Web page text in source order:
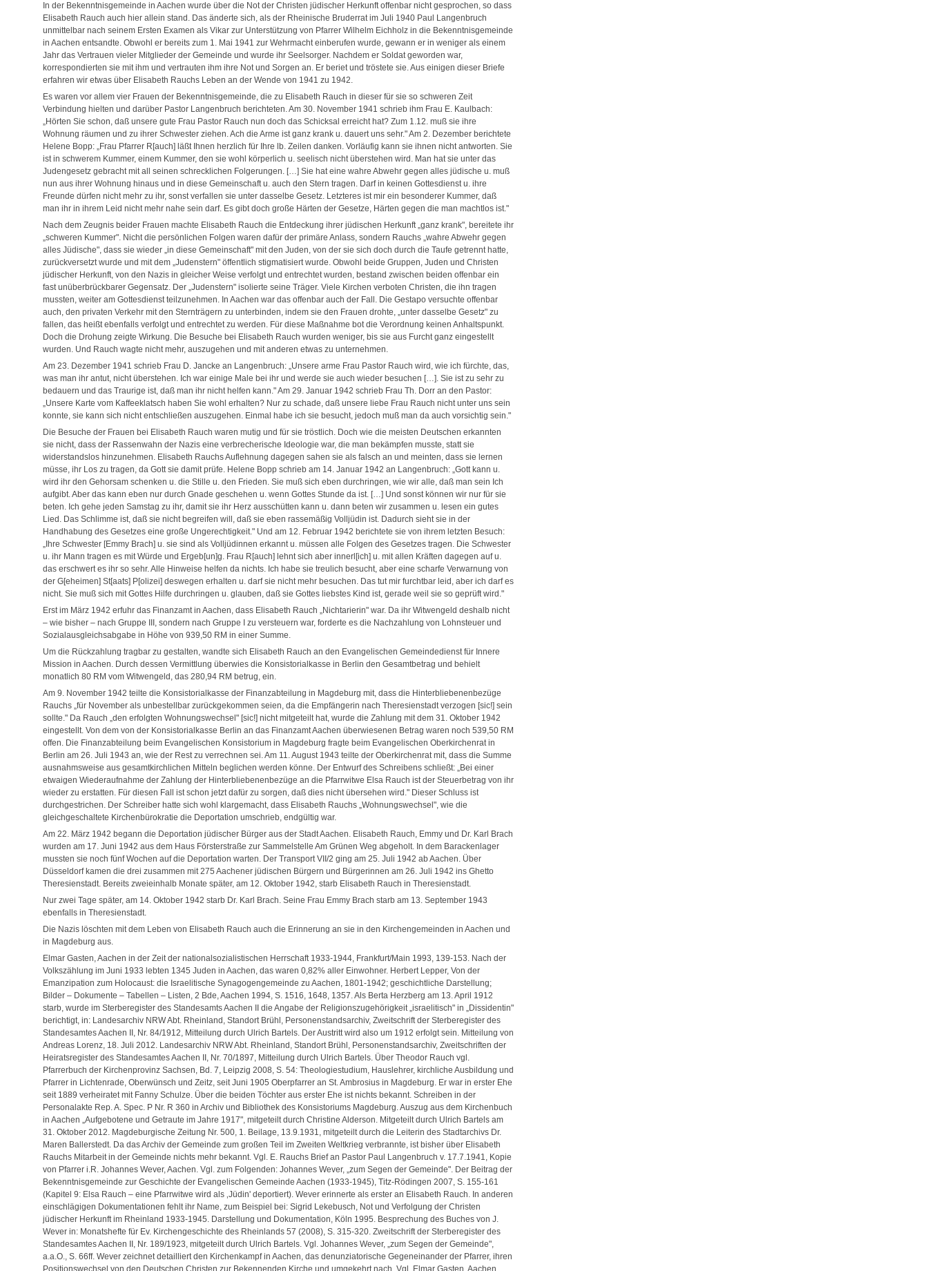
In der Bekenntnisgemeinde in Aachen wurde über die Not der Christen jüdischer Herkunft offenbar nicht gesprochen, so dass
Elisabeth Rauch auch hier allein stand. Das änderte sich, als der Rheinische Bruderrat im Juli 1940 Paul Langenbruch
unmittelbar nach seinem Ersten Examen als Vikar zur Unterstützung von Pfarrer Wilhelm Eichholz in die Bekenntnisgemeinde
in Aachen entsandte. Obwohl er bereits zum 1. Mai 1941 zur Wehrmacht einberufen wurde, gewann er in weniger als einem
Jahr das Vertrauen vieler Mitglieder der Gemeinde und wurde ihr Seelsorger. Nachdem er Soldat geworden war,
korrespondierten sie mit ihm und vertrauten ihm ihre Not und Sorgen an. Er beriet und tröstete sie. Aus einigen dieser Briefe
erfahren wir etwas über Elisabeth Rauchs Leben an der Wende von 1941 zu 1942.
Es waren vor allem vier Frauen der Bekenntnisgemeinde, die zu Elisabeth Rauch in dieser für sie so schweren Zeit
Verbindung hielten und darüber Pastor Langenbruch berichteten. Am 30. November 1941 schrieb ihm Frau E. Kaulbach:
„Hörten Sie schon, daß unsere gute Frau Pastor Rauch nun doch das Schicksal erreicht hat? Zum 1.12. muß sie ihre
Wohnung räumen und zu ihrer Schwester ziehen. Ach die Arme ist ganz krank u. dauert uns sehr." Am 2. Dezember berichtete
Helene Bopp: „Frau Pfarrer R[auch] läßt Ihnen herzlich für Ihre lb. Zeilen danken. Vorläufig kann sie ihnen nicht antworten. Sie
ist in schwerem Kummer, einem Kummer, den sie wohl körperlich u. seelisch nicht überstehen wird. Man hat sie unter das
Judengesetz gebracht mit all seinen schrecklichen Folgerungen. […] Sie hat eine wahre Abwehr gegen alles jüdische u. muß
nun aus ihrer Wohnung hinaus und in diese Gemeinschaft u. auch den Stern tragen. Darf in keinen Gottesdienst u. ihre
Freunde dürfen nicht mehr zu ihr, sonst verfallen sie unter dasselbe Gesetz. Letzteres ist mir ein besonderer Kummer, daß
man ihr in ihrem Leid nicht mehr nahe sein darf. Es gibt doch große Härten der Gesetze, Härten gegen die man machtlos ist."
Nach dem Zeugnis beider Frauen machte Elisabeth Rauch die Entdeckung ihrer jüdischen Herkunft „ganz krank", bereitete ihr
„schweren Kummer". Nicht die persönlichen Folgen waren dafür der primäre Anlass, sondern Rauchs „wahre Abwehr gegen
alles Jüdische", dass sie wieder „in diese Gemeinschaft" mit den Juden, von der sie sich doch durch die Taufe getrennt hatte,
zurückversetzt wurde und mit dem „Judenstern" öffentlich stigmatisiert wurde. Obwohl beide Gruppen, Juden und Christen
jüdischer Herkunft, von den Nazis in gleicher Weise verfolgt und entrechtet wurden, bestand zwischen beiden offenbar ein
fast unüberbrückbarer Gegensatz. Der „Judenstern" isolierte seine Träger. Viele Kirchen verboten Christen, die ihn tragen
mussten, weiter am Gottesdienst teilzunehmen. In Aachen war das offenbar auch der Fall. Die Gestapo versuchte offenbar
auch, den privaten Verkehr mit den Sternträgern zu unterbinden, indem sie den Frauen drohte, „unter dasselbe Gesetz" zu
fallen, das heißt ebenfalls verfolgt und entrechtet zu werden. Für diese Maßnahme bot die Verordnung keinen Anhaltspunkt.
Doch die Drohung zeigte Wirkung. Die Besuche bei Elisabeth Rauch wurden weniger, bis sie aus Furcht ganz eingestellt
wurden. Und Rauch wagte nicht mehr, auszugehen und mit anderen etwas zu unternehmen.
Am 23. Dezember 1941 schrieb Frau D. Jancke an Langenbruch: „Unsere arme Frau Pastor Rauch wird, wie ich fürchte, das,
was man ihr antut, nicht überstehen. Ich war einige Male bei ihr und werde sie auch wieder besuchen […]. Sie ist zu sehr zu
bedauern und das Traurige ist, daß man ihr nicht helfen kann." Am 29. Januar 1942 schrieb Frau Th. Dorr an den Pastor:
„Unsere Karte vom Kaffeeklatsch haben Sie wohl erhalten? Nur zu schade, daß unsere liebe Frau Rauch nicht unter uns sein
konnte, sie kann sich nicht entschließen auszugehen. Einmal habe ich sie besucht, jedoch muß man da auch vorsichtig sein."
Die Besuche der Frauen bei Elisabeth Rauch waren mutig und für sie tröstlich. Doch wie die meisten Deutschen erkannten
sie nicht, dass der Rassenwahn der Nazis eine verbrecherische Ideologie war, die man bekämpfen musste, statt sie
widerstandslos hinzunehmen. Elisabeth Rauchs Auflehnung dagegen sahen sie als falsch an und meinten, dass sie lernen
müsse, ihr Los zu tragen, da Gott sie damit prüfe. Helene Bopp schrieb am 14. Januar 1942 an Langenbruch: „Gott kann u.
wird ihr den Gehorsam schenken u. die Stille u. den Frieden. Sie muß sich eben durchringen, wie wir alle, daß man sein Ich
aufgibt. Aber das kann eben nur durch Gnade geschehen u. wenn Gottes Stunde da ist. […] Und sonst können wir nur für sie
beten. Ich gehe jeden Samstag zu ihr, damit sie ihr Herz ausschütten kann u. dann beten wir zusammen u. lesen ein gutes
Lied. Das Schlimme ist, daß sie nicht begreifen will, daß sie eben rassemäßig Volljüdin ist. Dadurch sieht sie in der
Handhabung des Gesetzes eine große Ungerechtigkeit." Und am 12. Februar 1942 berichtete sie von ihrem letzten Besuch:
„Ihre Schwester [Emmy Brach] u. sie sind als Volljüdinnen erkannt u. müssen alle Folgen des Gesetzes tragen. Die Schwester
u. ihr Mann tragen es mit Würde und Ergeb[un]g. Frau R[auch] lehnt sich aber innerl[ich] u. mit allen Kräften dagegen auf u.
das erschwert es ihr so sehr. Alle Hinweise helfen da nichts. Ich habe sie treulich besucht, aber eine scharfe Verwarnung von
der G[eheimen] St[aats] P[olizei] deswegen erhalten u. darf sie nicht mehr besuchen. Das tut mir furchtbar leid, aber ich darf es
nicht. Sie muß sich mit Gottes Hilfe durchringen u. glauben, daß sie Gottes liebstes Kind ist, gerade weil sie so geprüft wird."
Erst im März 1942 erfuhr das Finanzamt in Aachen, dass Elisabeth Rauch „Nichtarierin" war. Da ihr Witwengeld deshalb nicht
– wie bisher – nach Gruppe III, sondern nach Gruppe I zu versteuern war, forderte es die Nachzahlung von Lohnsteuer und
Sozialausgleichsabgabe in Höhe von 939,50 RM in einer Summe.
Um die Rückzahlung tragbar zu gestalten, wandte sich Elisabeth Rauch an den Evangelischen Gemeindedienst für Innere
Mission in Aachen. Durch dessen Vermittlung überwies die Konsistorialkasse in Berlin den Gesamtbetrag und behielt
monatlich 80 RM vom Witwengeld, das 280,94 RM betrug, ein.
Am 9. November 1942 teilte die Konsistorialkasse der Finanzabteilung in Magdeburg mit, dass die Hinterbliebenenbezüge
Rauchs „für November als unbestellbar zurückgekommen seien, da die Empfängerin nach Theresienstadt verzogen [sic!] sein
sollte." Da Rauch „den erfolgten Wohnungswechsel" [sic!] nicht mitgeteilt hat, wurde die Zahlung mit dem 31. Oktober 1942
eingestellt. Von dem von der Konsistorialkasse Berlin an das Finanzamt Aachen überwiesenen Betrag waren noch 539,50 RM
offen. Die Finanzabteilung beim Evangelischen Konsistorium in Magdeburg fragte beim Evangelischen Oberkirchenrat in
Berlin am 26. Juli 1943 an, wie der Rest zu verrechnen sei. Am 11. August 1943 teilte der Oberkirchenrat mit, dass die Summe
ausnahmsweise aus gesamtkirchlichen Mitteln beglichen werden könne. Der Entwurf des Schreibens schließt: „Bei einer
etwaigen Wiederaufnahme der Zahlung der Hinterbliebenenbezüge an die Pfarrwitwe Elsa Rauch ist der Steuerbetrag von ihr
wieder zu erstatten. Für diesen Fall ist schon jetzt dafür zu sorgen, daß dies nicht übersehen wird." Dieser Schluss ist
durchgestrichen. Der Schreiber hatte sich wohl klargemacht, dass Elisabeth Rauchs „Wohnungswechsel", wie die
gleichgeschaltete Kirchenbürokratie die Deportation umschrieb, endgültig war.
Am 22. März 1942 begann die Deportation jüdischer Bürger aus der Stadt Aachen. Elisabeth Rauch, Emmy und Dr. Karl Brach
wurden am 17. Juni 1942 aus dem Haus Försterstraße zur Sammelstelle Am Grünen Weg abgeholt. In dem Barackenlager
mussten sie noch fünf Wochen auf die Deportation warten. Der Transport VII/2 ging am 25. Juli 1942 ab Aachen. Über
Düsseldorf kamen die drei zusammen mit 275 Aachener jüdischen Bürgern und Bürgerinnen am 26. Juli 1942 ins Ghetto
Theresienstadt. Bereits zweieinhalb Monate später, am 12. Oktober 1942, starb Elisabeth Rauch in Theresienstadt.
Nur zwei Tage später, am 14. Oktober 1942 starb Dr. Karl Brach. Seine Frau Emmy Brach starb am 13. September 1943
ebenfalls in Theresienstadt.
Die Nazis löschten mit dem Leben von Elisabeth Rauch auch die Erinnerung an sie in den Kirchengemeinden in Aachen und
in Magdeburg aus.
Elmar Gasten, Aachen in der Zeit der nationalsozialistischen Herrschaft 1933-1944, Frankfurt/Main 1993, 139-153. Nach der
Volkszählung im Juni 1933 lebten 1345 Juden in Aachen, das waren 0,82% aller Einwohner. Herbert Lepper, Von der
Emanzipation zum Holocaust: die Israelitische Synagogengemeinde zu Aachen, 1801-1942; geschichtliche Darstellung;
Bilder – Dokumente – Tabellen – Listen, 2 Bde, Aachen 1994, S. 1516, 1648, 1357. Als Berta Herzberg am 13. April 1912
starb, wurde im Sterberegister des Standesamts Aachen II die Angabe der Religionszugehörigkeit „israelitisch" in „Dissidentin"
berichtigt, in: Landesarchiv NRW Abt. Rheinland, Standort Brühl, Personenstandsarchiv, Zweitschrift der Sterberegister des
Standesamtes Aachen II, Nr. 84/1912, Mitteilung durch Ulrich Bartels. Der Austritt wird also um 1912 erfolgt sein. Mitteilung von
Andreas Lorenz, 18. Juli 2012. Landesarchiv NRW Abt. Rheinland, Standort Brühl, Personenstandsarchiv, Zweitschriften der
Heiratsregister des Standesamtes Aachen II, Nr. 70/1897, Mitteilung durch Ulrich Bartels. Über Theodor Rauch vgl.
Pfarrerbuch der Kirchenprovinz Sachsen, Bd. 7, Leipzig 2008, S. 54: Theologiestudium, Hauslehrer, kirchliche Ausbildung und
Pfarrer in Lichtenrade, Oberwünsch und Zeitz, seit Juni 1905 Oberpfarrer an St. Ambrosius in Magdeburg. Er war in erster Ehe
seit 1889 verheiratet mit Fanny Schulze. Über die beiden Töchter aus erster Ehe ist nichts bekannt. Schreiben in der
Personalakte Rep. A. Spec. P Nr. R 360 in Archiv und Bibliothek des Konsistoriums Magdeburg. Auszug aus dem Kirchenbuch
in Aachen „Aufgebotene und Getraute im Jahre 1917", mitgeteilt durch Christine Alderson. Mitgeteilt durch Ulrich Bartels am
31. Oktober 2012. Magdeburgische Zeitung Nr. 500, 1. Beilage, 13.9.1931, mitgeteilt durch die Leiterin des Stadtarchivs Dr.
Maren Ballerstedt. Da das Archiv der Gemeinde zum großen Teil im Zweiten Weltkrieg verbrannte, ist bisher über Elisabeth
Rauchs Mitarbeit in der Gemeinde nichts mehr bekannt. Vgl. E. Rauchs Brief an Pastor Paul Langenbruch v. 17.7.1941, Kopie
von Pfarrer i.R. Johannes Wever, Aachen. Vgl. zum Folgenden: Johannes Wever, „zum Segen der Gemeinde". Der Beitrag der
Bekenntnisgemeinde zur Geschichte der Evangelischen Gemeinde Aachen (1933-1945), Titz-Rödingen 2007, S. 155-161
(Kapitel 9: Elsa Rauch – eine Pfarrwitwe wird als ‚Jüdin' deportiert). Wever erinnerte als erster an Elisabeth Rauch. In anderen
einschlägigen Dokumentationen fehlt ihr Name, zum Beispiel bei: Sigrid Lekebusch, Not und Verfolgung der Christen
jüdischer Herkunft im Rheinland 1933-1945. Darstellung und Dokumentation, Köln 1995. Besprechung des Buches von J.
Wever in: Monatshefte für Ev. Kirchengeschichte des Rheinlands 57 (2008), S. 315-320. Zweitschrift der Sterberegister des
Standesamtes Aachen II, Nr. 189/1923, mitgeteilt durch Ulrich Bartels. Vgl. Johannes Wever, „zum Segen der Gemeinde",
a.a.O., S. 66ff. Wever zeichnet detailliert den Kirchenkampf in Aachen, das denunziatorische Gegeneinander der Pfarrer, ihren